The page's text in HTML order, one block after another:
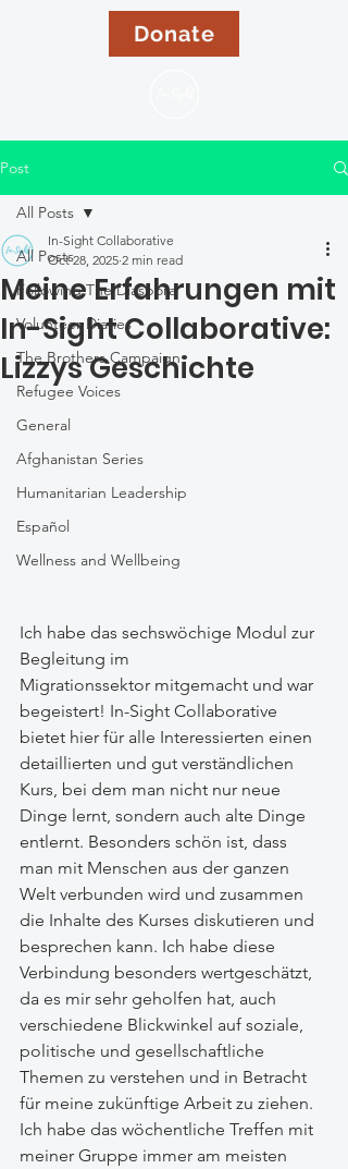
Donate
Post
All Posts
Following The Diaspora
Volunteer Diaries
The Brothers Campaign
Refugee Voices
General
Afghanistan Series
Humanitarian Leadership
Español
Wellness and Wellbeing
All Posts
Meine Erfahrungen mit
In-Sight Collaborative:
Lizzys Geschichte
In-Sight Collaborative
Oct 28, 2025 2 min read
Ich habe das sechswöchige Modul zur
Begleitung im
Migrationssektor mitgemacht und war
begeistert! In-Sight Collaborative
bietet hier für alle Interessierten einen
detaillierten und gut verständlichen
Kurs, bei dem man nicht nur neue
Dinge lernt, sondern auch alte Dinge
entlernt. Besonders schön ist, dass
man mit Menschen aus der ganzen
Welt verbunden wird und zusammen
die Inhalte des Kurses diskutieren und
besprechen kann. Ich habe diese
Verbindung besonders wertgeschätzt,
da es mir sehr geholfen hat, auch
verschiedene Blickwinkel auf soziale,
politische und gesellschaftliche
Themen zu verstehen und in Betracht
für meine zukünftige Arbeit zu ziehen.
Ich habe das wöchentliche Treffen mit
meiner Gruppe immer am meisten